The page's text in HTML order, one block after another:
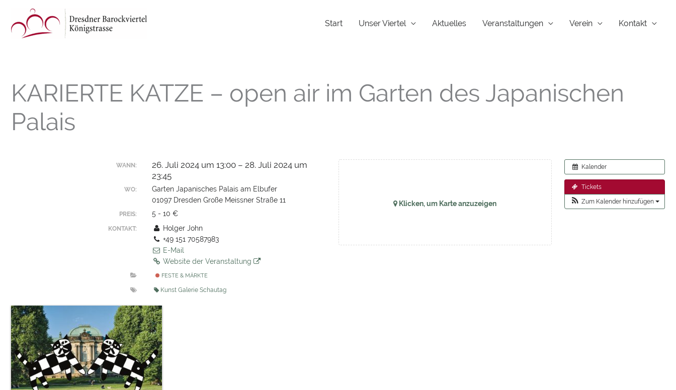
springen
Start Unser Viertel Aktuelles Veranstaltungen Verein Kontakt
KARIERTE KATZE – open air im Garten des Japanischen
Palais
Kalender
Tickets
Zum Kalender hinzufügen
Klicken, um Karte anzuzeigen
WANN:
26. Juli 2024 um 13:00 – 28. Juli 2024 um
23:45
WO:
Garten Japanisches Palais am Elbufer
01097 Dresden Große Meissner Straße 11
PREIS: 5 - 10 €
KONTAKT:
Holger John
+49 151 70587983‬
E-Mail
Website der Veranstaltung
FESTE & MÄRKTE
Kunst Galerie Schautag